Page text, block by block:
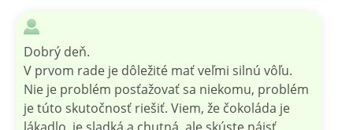
Dobrý deň.
V prvom rade je dôležité mať veľmi silnú vôľu.
Nie je problém posťažovať sa niekomu, problém
je túto skutočnosť riešiť. Viem, že čokoláda je
lákadlo, je sladká a chutná, ale skúste nájsť